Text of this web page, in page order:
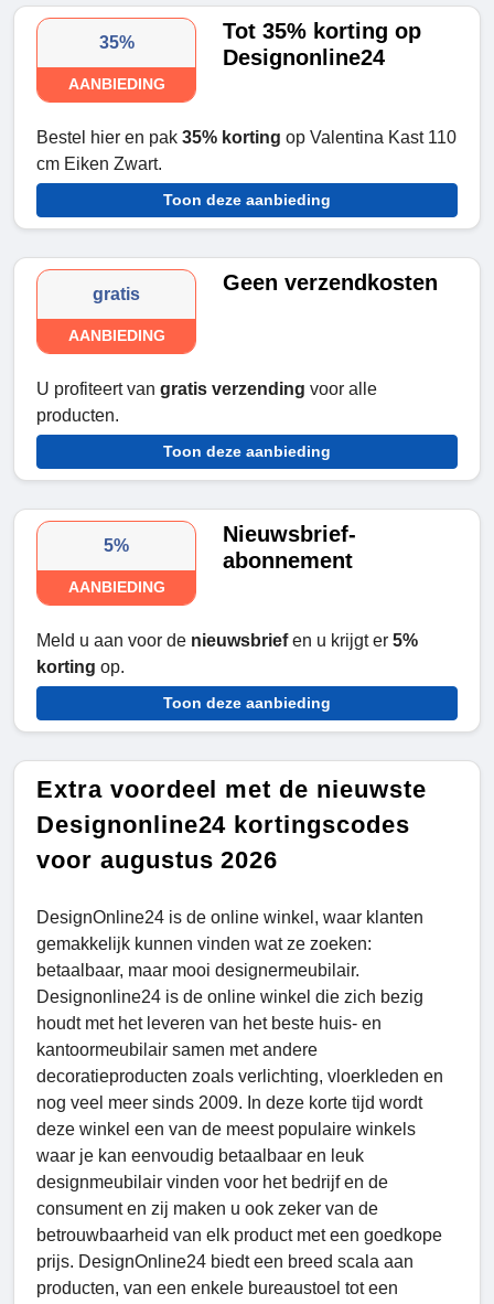
35%
AANBIEDING
Tot 35% korting op
Designonline24
Bestel hier en pak 35% korting op Valentina Kast 110
cm Eiken Zwart.
Toon deze aanbieding
gratis
AANBIEDING
Geen verzendkosten
U profiteert van gratis verzending voor alle
producten.
Toon deze aanbieding
5%
AANBIEDING
Nieuwsbrief-
abonnement
Meld u aan voor de nieuwsbriefen u krijgt er 5%
korting op.
Toon deze aanbieding
Extra voordeel met de nieuwste
Designonline24 kortingscodes
voor augustus 2026
DesignOnline24 is de online winkel, waar klanten
gemakkelijk kunnen vinden wat ze zoeken:
betaalbaar, maar mooi designermeubilair.
Designonline24 is de online winkel die zich bezig
houdt met het leveren van het beste huis- en
kantoormeubilair samen met andere
decoratieproducten zoals verlichting, vloerkleden en
nog veel meer sinds 2009. In deze korte tijd wordt
deze winkel een van de meest populaire winkels
waar je kan eenvoudig betaalbaar en leuk
designmeubilair vinden voor het bedrijf en de
consument en zij maken u ook zeker van de
betrouwbaarheid van elk product met een goedkope
prijs. DesignOnline24 biedt een breed scala aan
producten, van een enkele bureaustoel tot een